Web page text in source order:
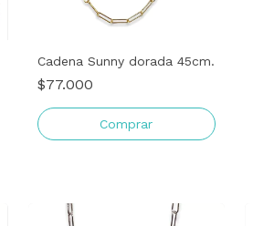
Cadena Sunny dorada 45cm.
$77.000